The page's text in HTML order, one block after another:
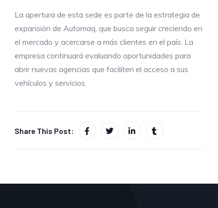
La apertura de esta sede es parte de la estrategia de
expansión de Automaq, que busca seguir creciendo en
el mercado y acercarse a más clientes en el país. La
empresa continuará evaluando oportunidades para
abrir nuevas agencias que faciliten el acceso a sus
vehículos y servicios.
Share This Post: